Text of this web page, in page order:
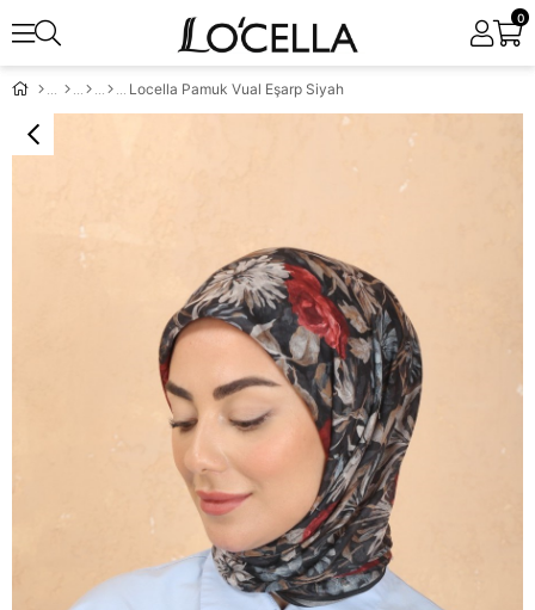
0
Locella Pamuk Vual Eşarp Siyah